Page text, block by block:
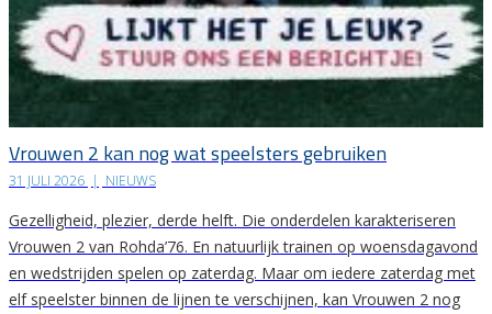
Vrouwen 2 kan nog wat speelsters gebruiken
31 JULI 2026 | NIEUWS
Gezelligheid, plezier, derde helft. Die onderdelen karakteriseren
Vrouwen 2 van Rohda’76. En natuurlijk trainen op woensdagavond
en wedstrijden spelen op zaterdag. Maar om iedere zaterdag met
elf speelster binnen de lijnen te verschijnen, kan Vrouwen 2 nog